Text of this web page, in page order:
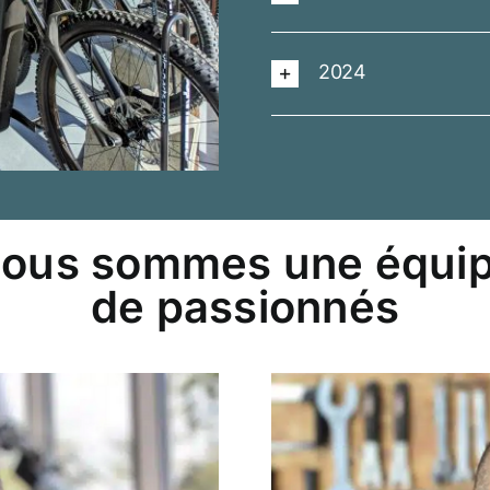
2024
sommes une
de passionnés